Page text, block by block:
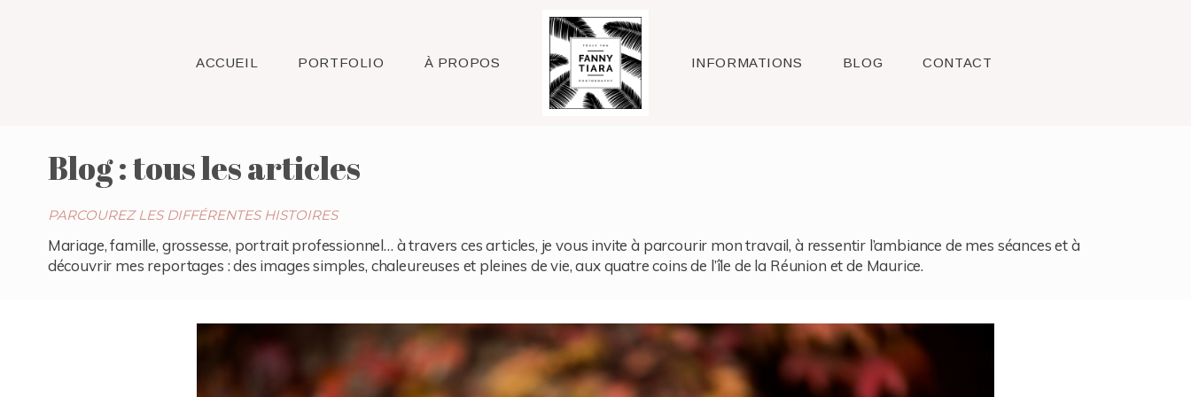
ACCUEIL PORTFOLIO À PROPOS Raleigh INFORMATIONS BLOG CONTACT
Blog : tous les articles
PARCOUREZ LES DIFFÉRENTES HISTOIRES
Mariage, famille, grossesse, portrait professionnel… à travers ces articles, je vous invite à parcourir mon travail, à ressentir l’ambiance de mes séances et à
découvrir mes reportages : des images simples, chaleureuses et pleines de vie, aux quatre coins de l’île de la Réunion et de Maurice.